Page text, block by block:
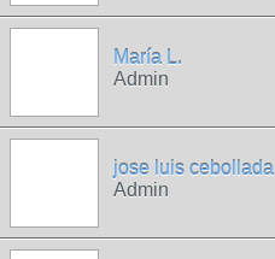
María L.
Admin
jose luis cebollada
Admin